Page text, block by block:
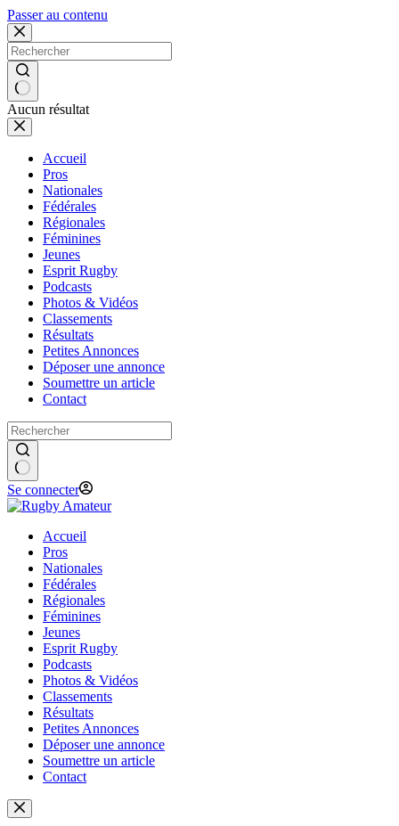
Passer au contenu
Aucun résultat
Accueil
Pros
Nationales
Fédérales
Régionales
Féminines
Jeunes
Esprit Rugby
Podcasts
Photos & Vidéos
Classements
Résultats
Petites Annonces
Déposer une annonce
Soumettre un article
Contact
Se connecter
Accueil
Pros
Nationales
Fédérales
Régionales
Féminines
Jeunes
Esprit Rugby
Podcasts
Photos & Vidéos
Classements
Résultats
Petites Annonces
Déposer une annonce
Soumettre un article
Contact